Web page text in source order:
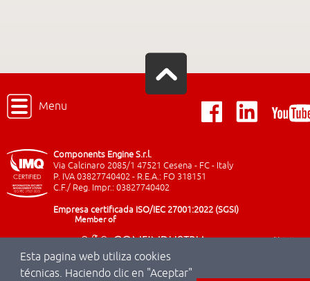
Esta pagina web utiliza cookies
técnicas. Haciendo clic en "Aceptar"
Menu
Components Engine S.r.l.
Via Calcinaro 2085/1 47521 Cesena - FC - Italy
P. IVA 03827740402 - R.E.A.: FO 318151
C.F./ Reg. Impr.: 03827740402
Empresa certificada ISO/IEC 27001:2022 (SGSI)
Member of